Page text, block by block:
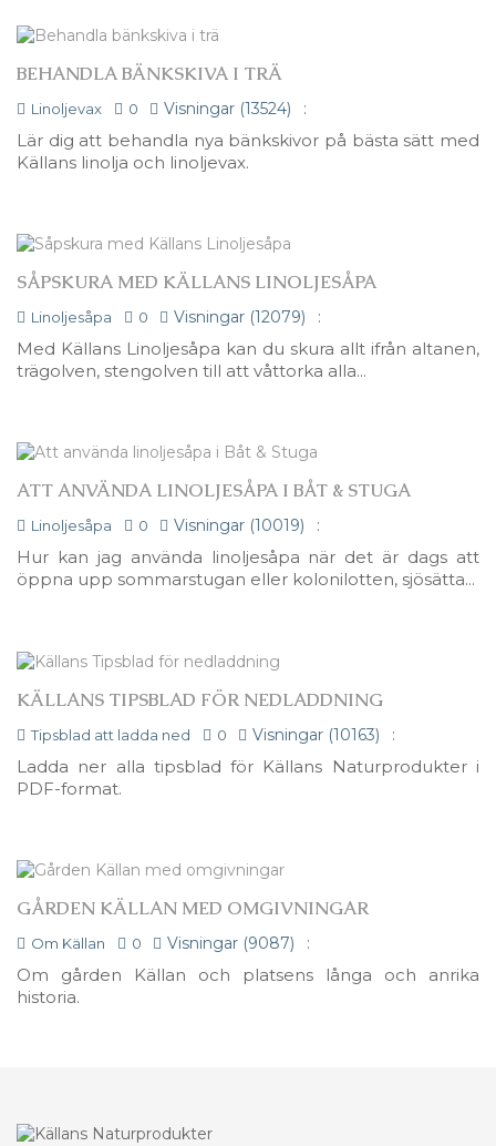
BEHANDLA BÄNKSKIVA I TRÄ
Linoljevax 0 Visningar (13524) :
Lär dig att behandla nya bänkskivor på bästa sätt med
Källans linolja och linoljevax.
SÅPSKURA MED KÄLLANS LINOLJESÅPA
Linoljesåpa 0 Visningar (12079) :
Med Källans Linoljesåpa kan du skura allt ifrån altanen,
trägolven, stengolven till att våttorka alla...
ATT ANVÄNDA LINOLJESÅPA I BÅT & STUGA
Linoljesåpa 0 Visningar (10019) :
Hur kan jag använda linoljesåpa när det är dags att
öppna upp sommarstugan eller kolonilotten, sjösätta...
KÄLLANS TIPSBLAD FÖR NEDLADDNING
Tipsblad att ladda ned 0 Visningar (10163) :
Ladda ner alla tipsblad för Källans Naturprodukter i
PDF-format.
GÅRDEN KÄLLAN MED OMGIVNINGAR
Om Källan 0 Visningar (9087) :
Om gården Källan och platsens långa och anrika
historia.